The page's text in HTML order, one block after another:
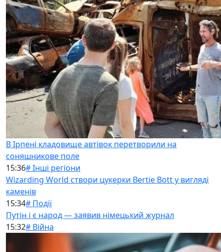
В Ірпені кладовище автівок перетворили на
соняшникове поле
15:36# Інші регіони
Wizarding World створи цукерки Bertie Bott у вигляді
каменів
15:34# Події
Путін і є народ — заявив німецький журнал
15:32# Війна